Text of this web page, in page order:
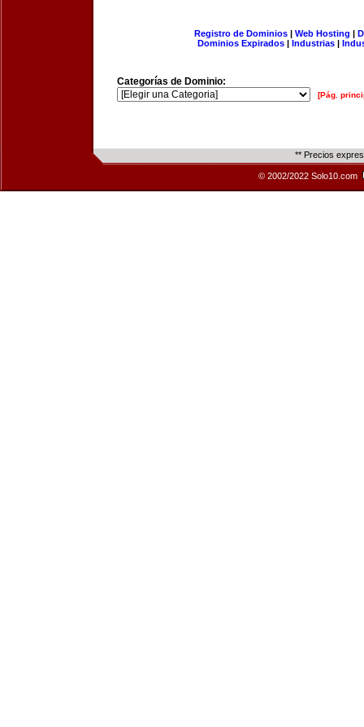
Registro de Dominios| Web Hosting |
Dominios Expirados | Industrias |
Categorías de Dominio:
[Pág.
** Precios
© 2002/2022 Solo10.com